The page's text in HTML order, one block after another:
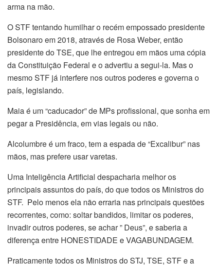
arma na mão.
O STF tentando humilhar o recém empossado presidente
Bolsonaro em 2018, através de Rosa Weber, então
presidente do TSE, que lhe entregou em mãos uma cópia
da Constituição Federal e o advertiu a segui-la. Mas o
mesmo STF já interfere nos outros poderes e governa o
país, legislando.
Maia é um “caducador” de MPs profissional, que sonha em
pegar a Presidência, em vias legais ou não.
Alcolumbre é um fraco, tem a espada de “Excalibur” nas
mãos, mas prefere usar varetas.
Uma Inteligência Artificial despacharia melhor os
principais assuntos do país, do que todos os Ministros do
STF. Pelo menos ela não erraria nas principais questões
recorrentes, como: soltar bandidos, limitar os poderes,
invadir outros poderes, se achar ” Deus”, e saberia a
diferença entre HONESTIDADE e VAGABUNDAGEM.
Praticamente todos os Ministros do STJ, TSE, STF e a